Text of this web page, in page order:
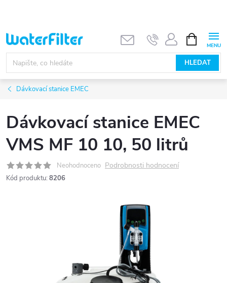
obsah
HLEDAT
NÁKUPNÍ
KOŠÍK
Dávkovací stanice EMEC
Dávkovací stanice EMEC
VMS MF 10 10, 50 litrů
Neohodnoceno Podrobnosti hodnocení
Kód produktu: 8206